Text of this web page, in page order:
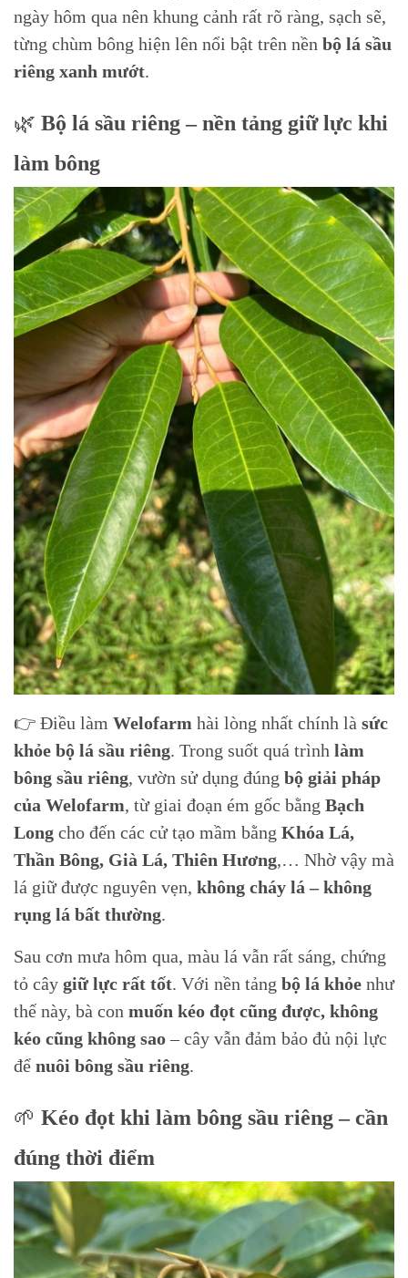
ngày hôm qua nên khung cảnh rất rõ ràng, sạch sẽ,
từng chùm bông hiện lên nổi bật trên nền bộ lá sầu
riêng xanh mướt.
🌿 Bộ lá sầu riêng – nền tảng giữ lực khi
làm bông
👉 Điều làm Welofarm hài lòng nhất chính là sức
khỏe bộ lá sầu riêng. Trong suốt quá trình làm
bông sầu riêng, vườn sử dụng đúng bộ giải pháp
của Welofarm, từ giai đoạn ém gốc bằng Bạch
Long cho đến các cử tạo mầm bằng Khóa Lá,
Thần Bông, Già Lá, Thiên Hương,… Nhờ vậy mà
lá giữ được nguyên vẹn, không cháy lá – không
rụng lá bất thường.
Sau cơn mưa hôm qua, màu lá vẫn rất sáng, chứng
tỏ cây giữ lực rất tốt. Với nền tảng bộ lá khỏe như
thế này, bà con muốn kéo đọt cũng được, không
kéo cũng không sao– cây vẫn đảm bảo đủ nội lực
để nuôi bông sầu riêng.
🌱 Kéo đọt khi làm bông sầu riêng – cần
đúng thời điểm